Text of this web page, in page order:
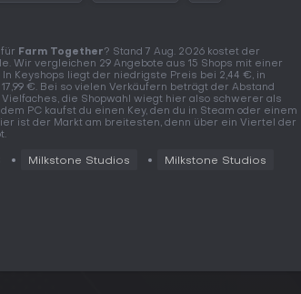
Farm Together? Stand 7 Aug. 2026 kostet der
Wir vergleichen 29 Angebote aus 15 Shops mit einer
. In Keyshops liegt der niedrigste Preis bei 2,44 €, in
€. Bei so vielen Verkäufern beträgt der Abstand
die Shopwahl wiegt hier also schwerer als
PC kaufst du einen Key, den du in Steam oder einem
ist der Markt am breitesten, denn über ein Viertel der
Milkstone Studios Milkstone Studios